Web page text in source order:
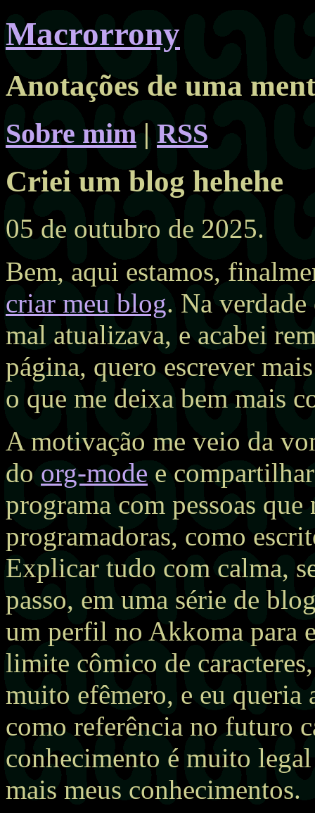
Macrorrony
Anotações de uma
Sobre mim | RSS
Criei um blog hehehe
05 de outubro de 2025.
Bem, aqui estamos,
criar meu blog. Na
mal atualizava, e acabei
página, quero escrever
o que me deixa bem mais
A motivação me veio da
do org-mode e
programa com pessoas que
programadoras, como
Explicar tudo com calma,
passo, em uma série de
um perfil no Akkoma para
limite cômico de
muito efêmero, e eu queria
como referência no futuro
conhecimento é muito
mais meus conhecimentos.